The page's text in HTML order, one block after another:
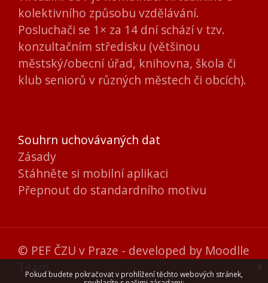
Pokud budete pokračovat v prohlížení těchto webových stránek,
x
kolektivního způsobu vzdělávání.
Posluchači se 1× za 14 dní schází v tzv.
konzultačním středisku (většinou
městský/obecní úřad, knihovna, škola či
klub seniorů v různých městech či obcích).
Souhrn uchovávaných dat
Zásady
Stáhněte si mobilní aplikaci
Přepnout do standardního motivu
© PEF ČZU v Praze - developed by Moodlle
Team